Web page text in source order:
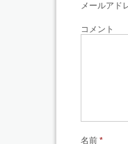
メールアド
コメント
名前 *